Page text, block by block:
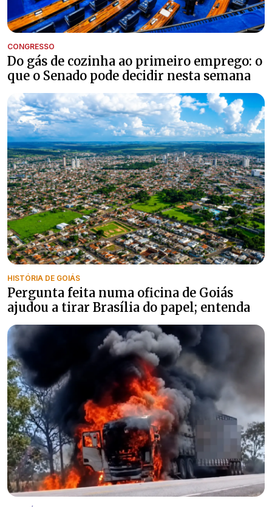
CONGRESSO
Do gás de cozinha ao primeiro emprego: o
que o Senado pode decidir nesta semana
HISTÓRIA DE GOIÁS
Pergunta feita numa oficina de Goiás
ajudou a tirar Brasília do papel; entenda